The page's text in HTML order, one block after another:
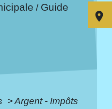
/ Guide
>Argent - Impôts
room